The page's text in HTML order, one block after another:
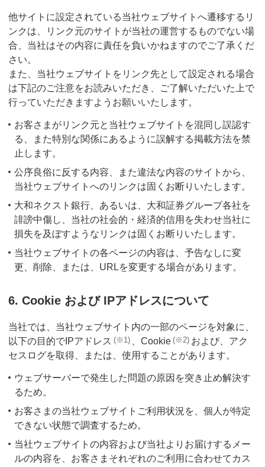
他サイトに設定されている当社ウェブサイトへ遷移するリ
ンクは、リンク元のサイトが当社の運営するものでない場
合、当社はその内容に責任を負いかねますのでご了承くだ
さい。
また、当社ウェブサイトをリンク先として設定される場合
は下記のご注意をお読みいただき、ご了解いただいた上で
行っていただきますようお願いいたします。
お客さまがリンク元と当社ウェブサイトを混同し誤認す
る、また特別な関係にあるように誤解する掲載方法を禁
止します。
公序良俗に反する内容、また違法な内容のサイトから、
当社ウェブサイトへのリンクは固くお断りいたします。
大和ネクスト銀行、あるいは、大和証券グループ各社を
誹謗中傷し、当社の社会的・経済的信用を失わせ当社に
損失を及ぼすようなリンクは固くお断りいたします。
当社ウェブサイトの各ページの内容は、予告なしに変
更、削除、または、URLを変更する場合があります。
6. Cookie および IPアドレスについて
当社では、当社ウェブサイト内の一部のページを対象に、
以下の目的でIPアドレス (※1) 、Cookie (※2) および、アク
セスログを取得、または、使用することがあります。
ウェブサーバーで発生した問題の原因を突き止め解決す
るため。
お客さまの当社ウェブサイトご利用状況を、個人が特定
できない状態で調査するため。
当社ウェブサイトの内容および当社よりお届けするメー
ルの内容を、お客さまそれぞれのご利用に合わせてカス